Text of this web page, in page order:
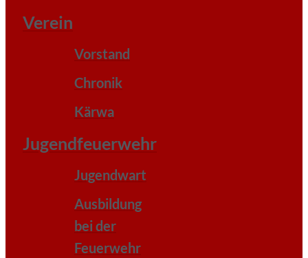
Verein
Vorstand
Chronik
Kärwa
Jugendfeuerwehr
Jugendwart
Ausbildung
bei der
Feuerwehr